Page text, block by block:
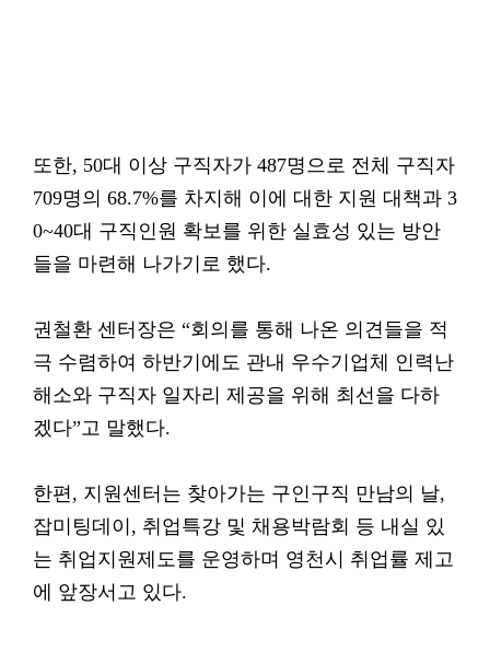
또한, 50대 이상 구직자가 487명으로 전체 구직자
709명의 68.7%를 차지해 이에 대한 지원 대책과 3
0~40대 구직인원 확보를 위한 실효성 있는 방안
들을 마련해 나가기로 했다.
권철환 센터장은 “회의를 통해 나온 의견들을 적
극 수렴하여 하반기에도 관내 우수기업체 인력난
해소와 구직자 일자리 제공을 위해 최선을 다하
겠다”고 말했다.
한편, 지원센터는 찾아가는 구인구직 만남의 날,
잡미팅데이, 취업특강 및 채용박람회 등 내실 있
는 취업지원제도를 운영하며 영천시 취업률 제고
에 앞장서고 있다.